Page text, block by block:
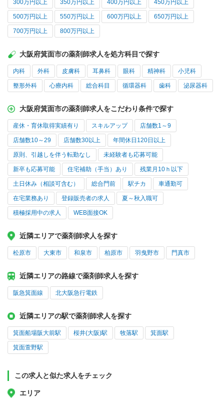
300万円以上 350万円以上 400万円以上 450万円以上
500万円以上 550万円以上 600万円以上 650万円以上
700万円以上 800万円以上
大阪府箕面市の薬剤師求人を処方科目で探す
内科 外科 皮膚科 耳鼻科 眼科 精神科 小児科
整形外科 心療内科 総合科目 循環器科 歯科 泌尿器科
大阪府箕面市の薬剤師求人をこだわり条件で探す
産休・育休取得実績有り スキルアップ 店舗数1～9
店舗数10～29 店舗数30以上 年間休日120日以上
原則、引越しを伴う転勤なし 未経験者も応募可能
新卒も応募可能 住宅補助（手当）あり 残業月10ｈ以下
土日休み（相談可含む） 総合門前 駅チカ 車通勤可
在宅業務あり 登録販売者の求人 夏～秋入職可
積極採用中の求人 WEB面接OK
近隣エリアで薬剤師求人を探す
松原市 大東市 和泉市 柏原市 羽曳野市 門真市
近隣エリアの路線で薬剤師求人を探す
阪急箕面線 北大阪急行電鉄
近隣エリアの駅で薬剤師求人を探す
箕面船場阪大前駅 桜井(大阪)駅 牧落駅 箕面駅
箕面萱野駅
この求人と似た求人をチェック
エリア